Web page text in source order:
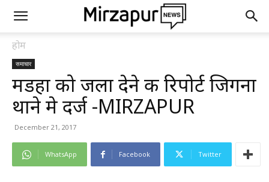
होम
समाचार
मडहा को जला देने की रिपोर्ट जिगना
थाने मे दर्ज -MIRZAPUR
December 21, 2017
WhatsApp Facebook Twitter